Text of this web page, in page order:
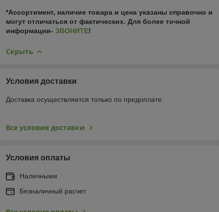
*Ассортимент, наличие товара и цена указаны справочно и
могут отличаться от фактических. Для более точной
информации- ЗВОНИТЕ!
Скрыть
Условия доставки
Доставка осуществляется только по предоплате.
Все условия доставки
Условия оплаты
Наличными
Безналичный расчет